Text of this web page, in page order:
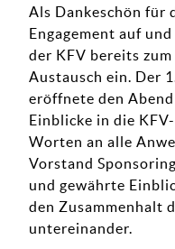
Als Dankeschön für
Engagement auf
der KFV bereits zum
Austausch ein. Der
eröffnete den
Einblicke in die
Worten an alle
Vorstand
und gewährte
den Zusammenhalt
untereinander.